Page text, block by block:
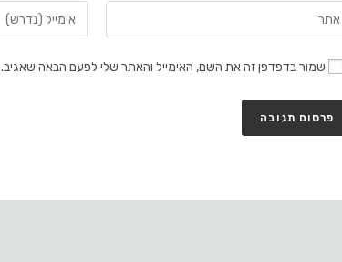
שמור בדפדפן זה את השם, האימייל והאתר שלי לפעם הבאה שאגיב.